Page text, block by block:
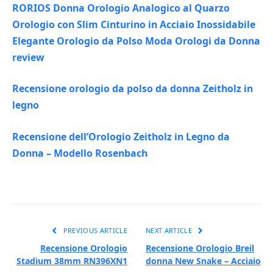
RORIOS Donna Orologio Analogico al Quarzo
Orologio con Slim Cinturino in Acciaio Inossidabile
Elegante Orologio da Polso Moda Orologi da Donna
review
Recensione orologio da polso da donna Zeitholz in
legno
Recensione dell’Orologio Zeitholz in Legno da
Donna – Modello Rosenbach
PREVIOUS ARTICLE
Recensione Orologio
Stadium 38mm RN396XN1
NEXT ARTICLE
Recensione Orologio Breil
donna New Snake – Acciaio